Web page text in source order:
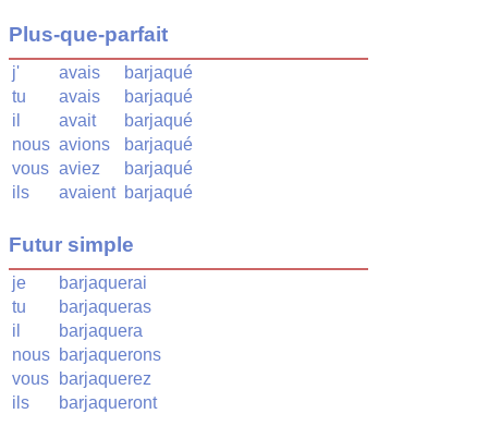
Plus-que-parfait
j' avais
barjaqué
tu
avais
barjaqué
il
avait
barjaqué
nous avions
barjaqué
vous aviez
barjaqué
ils
avaient barjaqué
Futur simple
je
barjaquerai
tu
barjaqueras
il
barjaquera
nous barjaquerons
vous
barjaquerez
ils
barjaqueront